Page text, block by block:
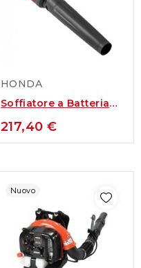
HONDA
Soffiatore a Batteria
217,40 €
Nuovo